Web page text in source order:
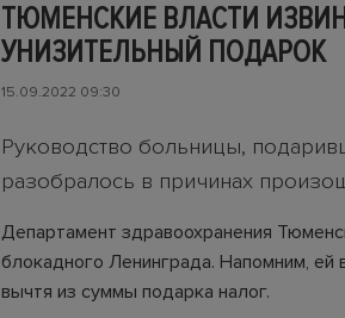
ТЮМЕНСКИЕ ВЛАСТИ
УНИЗИТЕЛЬНЫЙ ПОДАРОК
15.09.2022 09:30
Руководство больницы,
разобралось в причинах
Департамент здравоохранения
блокадного Ленинграда. Напомним,
вычтя из суммы подарка налог.